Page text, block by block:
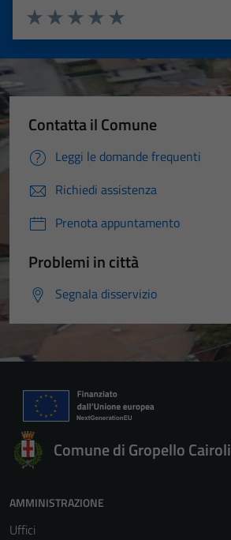
Valuta 5 stelle su 5
Valuta 4 stelle su 5
Valuta 3 stelle su 5
Valuta 2 stelle su 5
Valuta 1 stelle su 5
Contatta il Comune
Leggi le domande frequenti
Richiedi assistenza
Prenota appuntamento
Problemi in città
Segnala disservizio
Comune di Gropello Cairoli
AMMINISTRAZIONE
Uffici